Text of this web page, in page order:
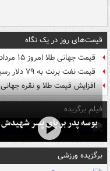
قیمت‌های روز در یک نگاه
قیمت جهانی طلا امروز ۱۵ مرداد
قیمت نفت برنت به ۷۹ دلار رسید
افزایش قیمت طلا و نقره جهانی
فیلم برگزیده
بوسه‌ پدر بر پای پسر شهیدش
برگزیده ورزشی